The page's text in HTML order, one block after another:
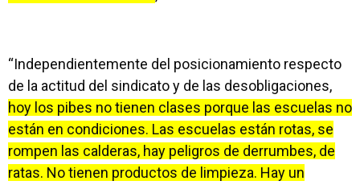
“Independientemente del posicionamiento respecto
de la actitud del sindicato y de las desobligaciones,
hoy los pibes no tienen clases porque las escuelas no
están en condiciones. Las escuelas están rotas, se
rompen las calderas, hay peligros de derrumbes, de
ratas. No tienen productos de limpieza. Hay un